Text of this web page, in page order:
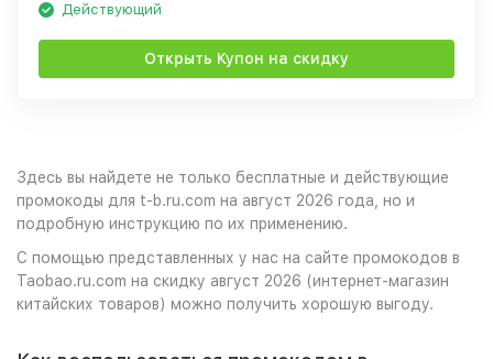
Действующий
Открыть Купон на скидку
Здесь вы найдете не только бесплатные и действующие
промокоды для t-b.ru.com на август 2026 года, но и
подробную инструкцию по их применению.
С помощью представленных у нас на сайте промокодов в
Taobao.ru.com на скидку август 2026 (интернет-магазин
китайских товаров) можно получить хорошую выгоду.